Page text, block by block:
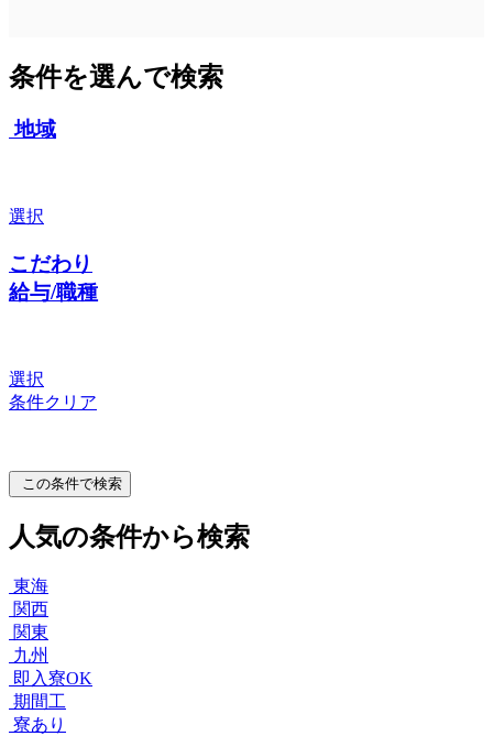
条件を選んで検索
地域
選択
こだわり
給与/職種
選択
条件クリア
この条件で検索
人気の条件から検索
東海
関西
関東
九州
即入寮OK
期間工
寮あり